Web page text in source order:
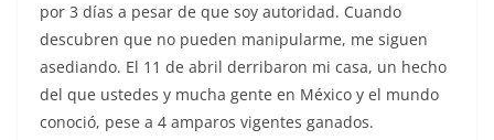
por 3 días a pesar de que soy autoridad. Cuando
descubren que no pueden manipularme, me siguen
asediando. El 11 de abril derribaron mi casa, un hecho
del que ustedes y mucha gente en México y el mundo
conoció, pese a 4 amparos vigentes ganados.